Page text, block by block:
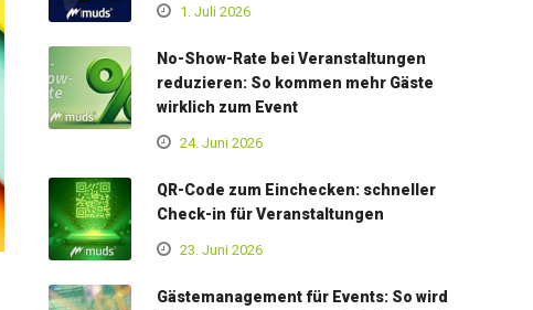
1. Juli 2026
No-Show-Rate bei Veranstaltungen
reduzieren: So kommen mehr Gäste
wirklich zum Event
24. Juni 2026
QR-Code zum Einchecken: schneller
Check-in für Veranstaltungen
23. Juni 2026
Gästemanagement für Events: So wird